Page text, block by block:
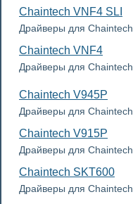
Chaintech VNF4 SLI
Драйверы для Chaintech
Chaintech VNF4
Драйверы для Chaintech
Chaintech V945P
Драйверы для Chaintech
Chaintech V915P
Драйверы для Chaintech
Chaintech SKT600
Драйверы для Chaintech